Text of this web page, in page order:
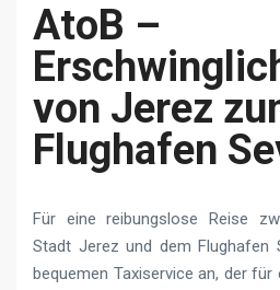
AtoB –
von Jerez
Flughafen
Für eine reibungslose Reise
Stadt Jerez und dem Flughafen
bequemen Taxiservice an, der für